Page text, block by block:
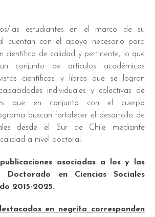
las estudiantes en el marco de su
cuentan con el apoyo necesario para
científica de calidad y pertinente, lo que
conjunto de artículos académicos
científicas y libros que se logran
individuales y colectivas de
que en conjunto con el cuerpo
buscan fortalecer el desarrollo de
desde el Sur de Chile mediante
a nivel doctoral.
asociadas a los y las
Doctorado en Ciencias Sociales
2015-2025.
en negrita corresponden